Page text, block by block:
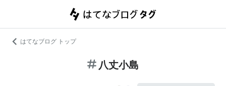
はてなブログ トップ
八丈小島